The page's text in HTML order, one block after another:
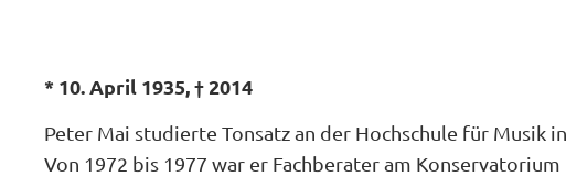
* 10. April 1935, † 2014
Peter Mai studierte Tonsatz an der Hochschule für Musik
Von 1972 bis 1977 war er Fachberater am